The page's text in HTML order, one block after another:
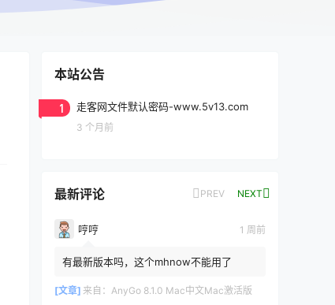
本站公告
1 走客网文件默认密码-www.5v13.com
3 个月前
最新评论 PREV NEXT
哼哼 1 周前
有最新版本吗，这个mhnow不能用了
[文章] 来自： AnyGo 8.1.0 Mac中文Mac激活版